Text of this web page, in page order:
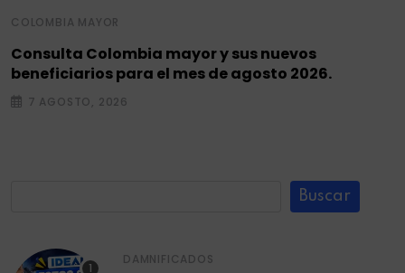
COLOMBIA MAYOR
Consulta Colombia mayor y sus nuevos
beneficiarios para el mes de agosto 2026.
7 AGOSTO, 2026
Buscar
DAMNIFICADOS